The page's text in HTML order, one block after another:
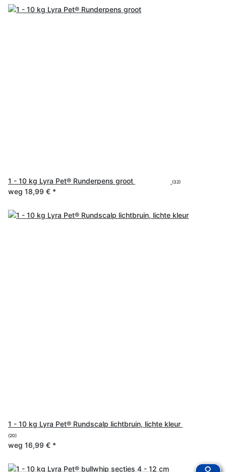
1 - 10 kg Lyra Pet® Runderpens groot (32)
weg 18,99 € *
1 - 10 kg Lyra Pet® Rundscalp lichtbruin, lichte kleur
(20)
weg 16,99 € *